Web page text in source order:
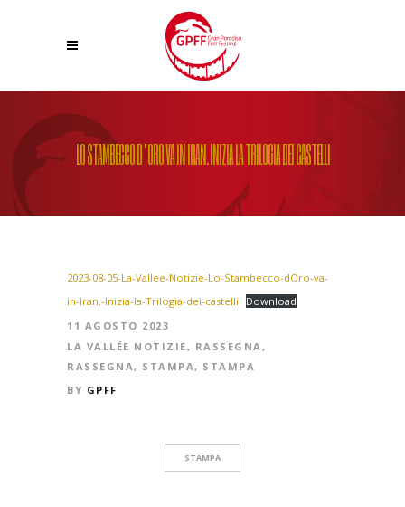
LO STAMBECCO D’ORO VA IN IRAN. INIZIA LA TRILOGIA DEI CASTELLI
2023-08-05-La-Vallee-Notizie-Lo-Stambecco-dOro-va-
in-Iran.-Inizia-la-Trilogia-dei-castelli
Download
11 AGOSTO 2023
LA VALLÉE NOTIZIE , RASSEGNA ,
RASSEGNA , STAMPA , STAMPA
BY GPFF
STAMPA